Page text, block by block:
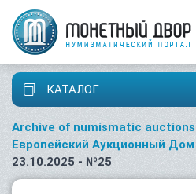
КАТАЛОГ
Archive of numismatic auctions
Европейский Аукционный Дом
23.10.2025 - №25